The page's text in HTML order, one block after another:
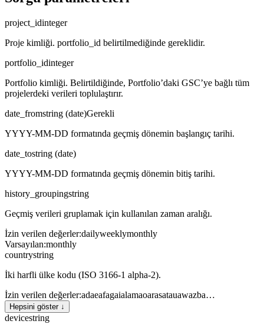
project_idinteger
Proje kimliği. portfolio_id belirtilmediğinde gereklidir.
portfolio_idinteger
Portfolio kimliği. Belirtildiğinde, Portfolio’daki GSC’ye bağlı tüm
projelerdeki verileri toplulaştırır.
date_fromstring (date)Gerekli
YYYY-MM-DD formatında geçmiş dönemin başlangıç tarihi.
date_tostring (date)
YYYY-MM-DD formatında geçmiş dönemin bitiş tarihi.
history_groupingstring
Geçmiş verileri gruplamak için kullanılan zaman aralığı.
İzin verilen değerler:dailyweeklymonthly
Varsayılan:monthly
countrystring
İki harfli ülke kodu (ISO 3166-1 alpha-2).
İzin verilen değerler:adaeafagaialamaoarasatauawazba…
Hepsini göster ↓
devicestring